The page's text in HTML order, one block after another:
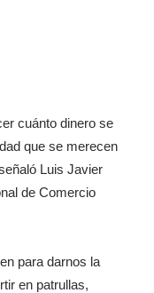
cuánto dinero se
que se merecen
Luis Javier
de Comercio
para darnos la
en patrullas,